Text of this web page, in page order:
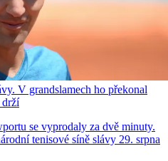
V grandslamech ho překonal
drží
se vyprodaly za dvě minuty.
tenisové síně slávy 29. srpna